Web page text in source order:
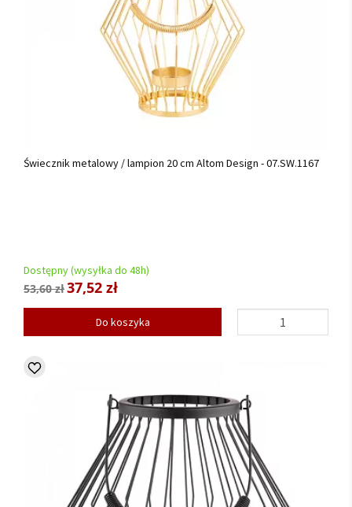
Świecznik metalowy / lampion 20 cm Altom Design - 07.SW.1167
Dostępny (wysyłka do 48h)
53,60 zł37,52 zł
Do koszyka